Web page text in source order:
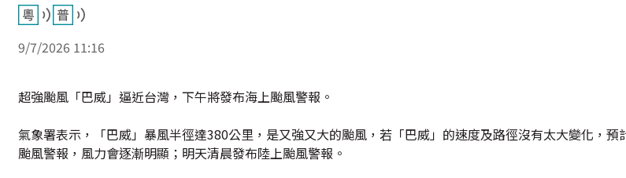
9/7/2026 11:16
超強颱風「巴威」逼近台灣，下午將發布海上颱風警報。
氣象署表示，「巴威」暴風半徑達380公里，是又強又大的颱風，若「巴威」的速度及路徑沒有太大變化，預
颱風警報，風力會逐漸明顯；明天清晨發布陸上颱風警報。